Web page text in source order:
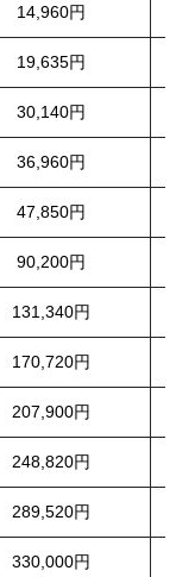
14,960円
19,635円
30,140円
36,960円
47,850円
90,200円
131,340円
170,720円
207,900円
248,820円
289,520円
330,000円